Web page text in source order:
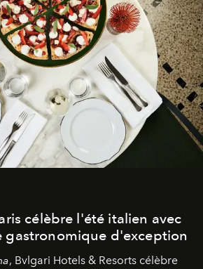
célèbre l'été italien avec
gastronomique d'exception
, Bvlgari Hotels & Resorts célèbre